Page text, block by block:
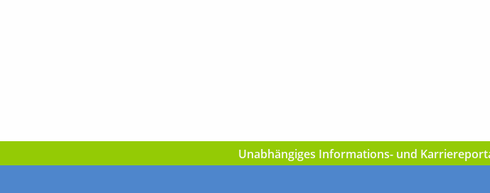
Unabhängiges Informations- und